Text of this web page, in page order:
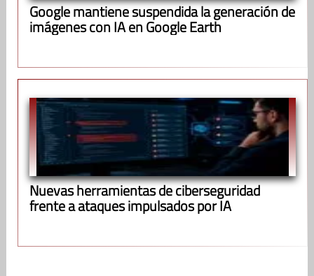
Google mantiene suspendida la generación de
imágenes con IA en Google Earth
Nuevas herramientas de ciberseguridad
frente a ataques impulsados por IA